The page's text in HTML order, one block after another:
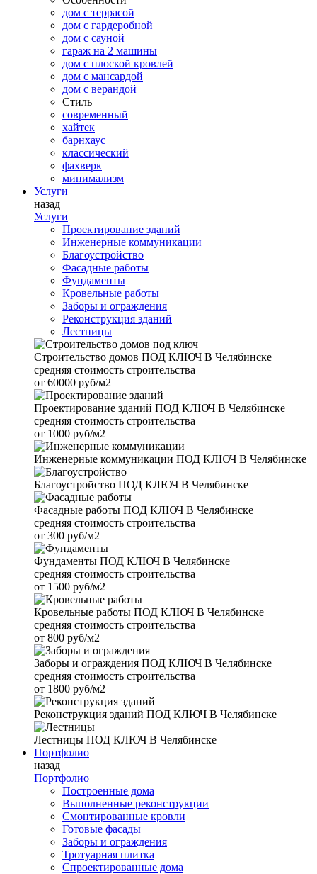
дом с террасой
дом с гардеробной
дом с сауной
гараж на 2 машины
дом с плоской кровлей
дом с мансардой
дом с верандой
Стиль
современный
хайтек
барнхаус
классический
фахверк
минимализм
Услуги
назад
Услуги
Проектирование зданий
Инженерные коммуникации
Благоустройство
Фасадные работы
Фундаменты
Кровельные работы
Заборы и ограждения
Реконструкция зданий
Лестницы
Строительство домов ПОД КЛЮЧ В Челябинске
средняя стоимость строительства
от 60000 руб/м2
Проектирование зданий ПОД КЛЮЧ В Челябинске
средняя стоимость строительства
от 1000 руб/м2
Инженерные коммуникации ПОД КЛЮЧ В Челябинске
Благоустройство ПОД КЛЮЧ В Челябинске
Фасадные работы ПОД КЛЮЧ В Челябинске
средняя стоимость строительства
от 300 руб/м2
Фундаменты ПОД КЛЮЧ В Челябинске
средняя стоимость строительства
от 1500 руб/м2
Кровельные работы ПОД КЛЮЧ В Челябинске
средняя стоимость строительства
от 800 руб/м2
Заборы и ограждения ПОД КЛЮЧ В Челябинске
средняя стоимость строительства
от 1800 руб/м2
Реконструкция зданий ПОД КЛЮЧ В Челябинске
Лестницы ПОД КЛЮЧ В Челябинске
Портфолио
назад
Портфолио
Построенные дома
Выполненные реконструкции
Смонтированные кровли
Готовые фасады
Заборы и ограждения
Тротуарная плитка
Спроектированные дома